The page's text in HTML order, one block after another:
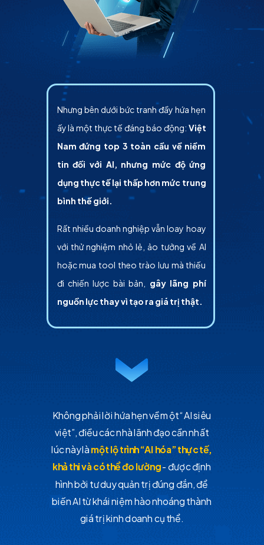
Không phải lời hứa hẹn về một “AI siêu
việt”, điều các nhà lãnh đạo cần nhất
lúc này là một lộ trình “AI hóa” thực tế,
khả thi và có thể đo lường- được định
hình bởi tư duy quản trị đúng đắn, để
biến AI từ khái niệm hào nhoáng thành
giá trị kinh doanh cụ thể.
Nhưng bên dưới bức tranh đầy hứa hẹn
ấy là một thực tế đáng báo động: Việt
Nam đứng top 3 toàn cầu về niềm
tin đối với AI, nhưng mức độ ứng
dụng thực tế lại thấp hơn mức trung
bình thế giới.
Rất nhiều doanh nghiệp vẫn loay hoay
với thử nghiệm nhỏ lẻ, ảo tưởng về AI
hoặc mua tool theo trào lưu mà thiếu
đi chiến lược bài bản, gây lãng phí
nguồn lực thay vì tạo ra giá trị thật.